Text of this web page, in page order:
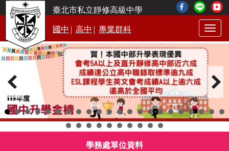
臺北市私立靜修高級中學
國中 | 高中 | 專業群科
學務處單位資料